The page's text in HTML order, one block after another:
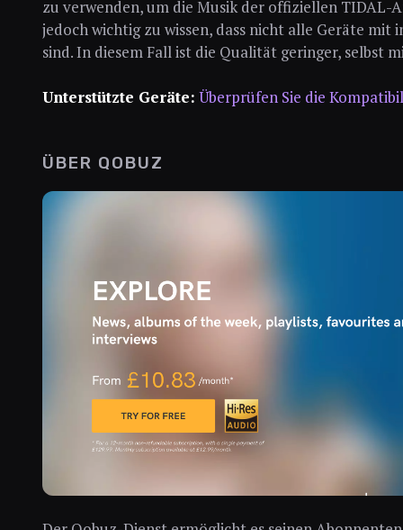
zu verwenden, um die Musik der offiziellen TIDAL-
jedoch wichtig zu wissen, dass nicht alle Geräte
sind. In diesem Fall ist die Qualität geringer, selbst
Unterstützte Geräte: Überprüfen Sie die
ÜBER QOBUZ